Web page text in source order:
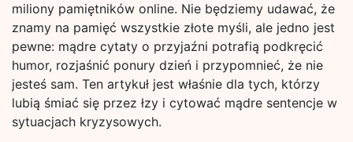
miliony pamiętników online. Nie będziemy udawać, że
znamy na pamięć wszystkie złote myśli, ale jedno jest
pewne: mądre cytaty o przyjaźni potrafią podkręcić
humor, rozjaśnić ponury dzień i przypomnieć, że nie
jesteś sam. Ten artykuł jest właśnie dla tych, którzy
lubią śmiać się przez łzy i cytować mądre sentencje w
sytuacjach kryzysowych.